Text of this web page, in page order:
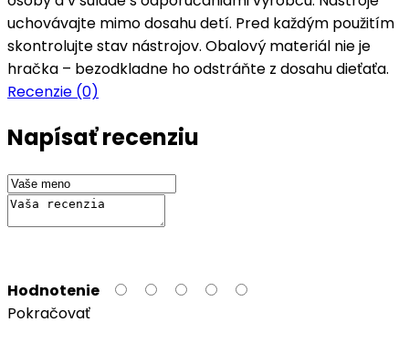
uchovávajte mimo dosahu detí. Pred každým použitím
skontrolujte stav nástrojov. Obalový materiál nie je
hračka – bezodkladne ho odstráňte z dosahu dieťaťa.
Recenzie (0)
Napísať recenziu
Hodnotenie
Pokračovať